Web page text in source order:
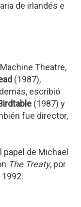
de irlandés e
Theatre,
(1987),
escribió
(1987) y
fue director,
papel de Michael
The Treaty, por